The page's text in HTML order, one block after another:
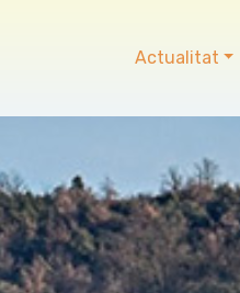
Actualitat